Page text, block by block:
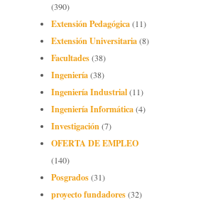
(390)
Extensión Pedagógica(11)
Extensión Universitaria(8)
Facultades(38)
Ingeniería(38)
Ingeniería Industrial(11)
Ingeniería Informática(4)
Investigación(7)
OFERTA DE EMPLEO
(140)
Posgrados(31)
proyecto fundadores(32)